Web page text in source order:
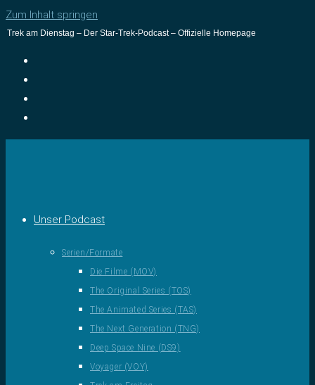
Zum Inhalt springen
Trek am Dienstag – Der Star-Trek-Podcast – Offizielle Homepage
Unser Podcast
Serien/Formate
Die Filme (MOV)
The Original Series (TOS)
The Animated Series (TAS)
The Next Generation (TNG)
Deep Space Nine (DS9)
Voyager (VOY)